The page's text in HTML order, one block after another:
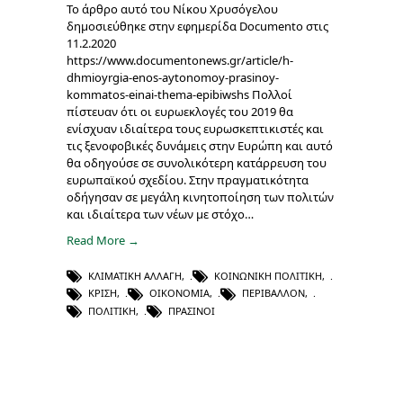
Το άρθρο αυτό του Νίκου Χρυσόγελου
δημοσιεύθηκε στην εφημερίδα Documento στις
11.2.2020
https://www.documentonews.gr/article/h-
dhmioyrgia-enos-aytonomoy-prasinoy-
kommatos-einai-thema-epibiwshs Πολλοί
πίστευαν ότι οι ευρωεκλογές του 2019 θα
ενίσχυαν ιδιαίτερα τους ευρωσκεπτικιστές και
τις ξενοφοβικές δυνάμεις στην Ευρώπη και αυτό
θα οδηγούσε σε συνολικότερη κατάρρευση του
ευρωπαϊκού σχεδίου. Στην πραγματικότητα
οδήγησαν σε μεγάλη κινητοποίηση των πολιτών
και ιδιαίτερα των νέων με στόχο…
Read More →
ΚΛΙΜΑΤΙΚΉ ΑΛΛΑΓΉ, ΚΟΙΝΩΝΙΚΉ ΠΟΛΙΤΙΚΉ,
ΚΡΊΣΗ, ΟΙΚΟΝΟΜΊΑ, ΠΕΡΙΒΆΛΛΟΝ,
ΠΟΛΙΤΙΚΉ, ΠΡΆΣΙΝΟΙ